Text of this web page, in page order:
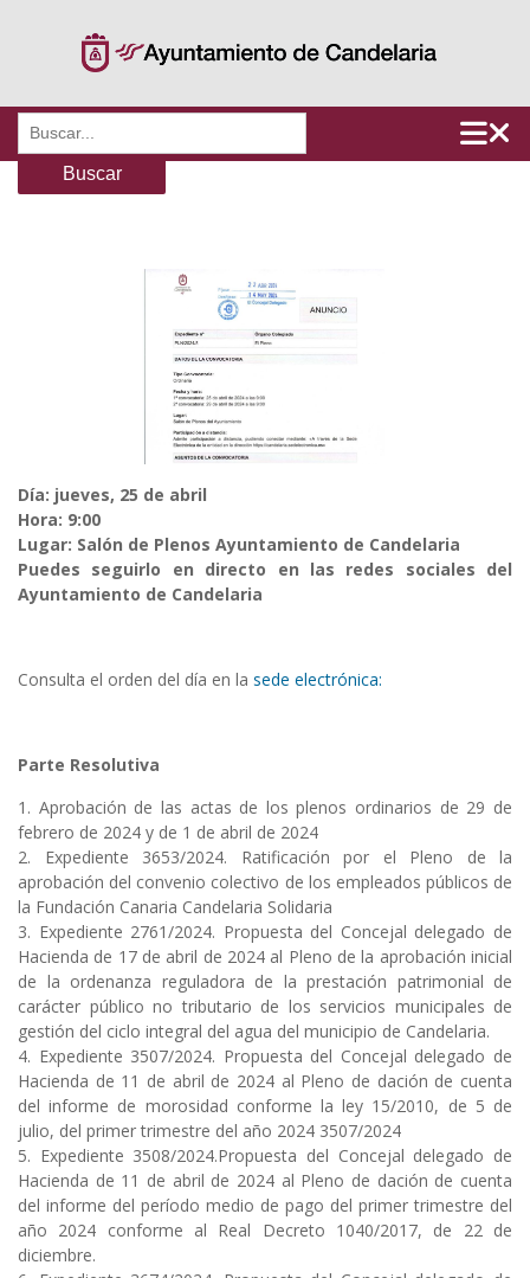
Buscar:
Día: jueves, 25 de abril
Hora: 9:00
Lugar: Salón de Plenos Ayuntamiento de Candelaria
Puedes seguirlo en directo en las redes sociales del
Ayuntamiento de Candelaria
Consulta el orden del día en la sede electrónica:
Parte Resolutiva
1. Aprobación de las actas de los plenos ordinarios de 29 de
febrero de 2024 y de 1 de abril de 2024
2. Expediente 3653/2024. Ratificación por el Pleno de la
aprobación del convenio colectivo de los empleados públicos de
la Fundación Canaria Candelaria Solidaria
3. Expediente 2761/2024. Propuesta del Concejal delegado de
Hacienda de 17 de abril de 2024 al Pleno de la aprobación inicial
de la ordenanza reguladora de la prestación patrimonial de
carácter público no tributario de los servicios municipales de
gestión del ciclo integral del agua del municipio de Candelaria.
4. Expediente 3507/2024. Propuesta del Concejal delegado de
Hacienda de 11 de abril de 2024 al Pleno de dación de cuenta
del informe de morosidad conforme la ley 15/2010, de 5 de
julio, del primer trimestre del año 2024 3507/2024
5. Expediente 3508/2024.Propuesta del Concejal delegado de
Hacienda de 11 de abril de 2024 al Pleno de dación de cuenta
del informe del período medio de pago del primer trimestre del
año 2024 conforme al Real Decreto 1040/2017, de 22 de
diciembre.